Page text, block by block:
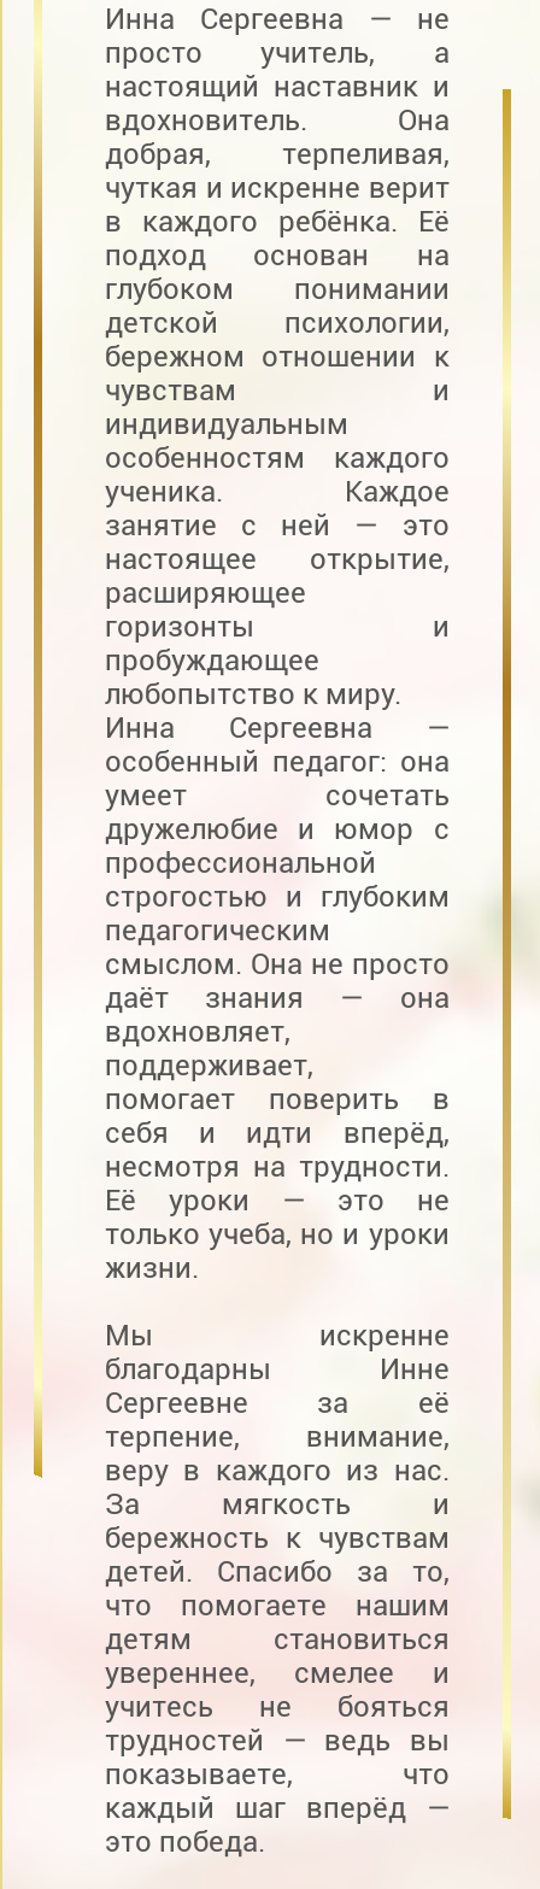
Инна Сергеевна — не
просто учитель, а
настоящий наставник и
вдохновитель. Она
добрая, терпеливая,
чуткая и искренне верит
в каждого ребёнка. Её
подход основан на
глубоком понимании
детской психологии,
бережном отношении к
чувствам и
индивидуальным
особенностям каждого
ученика. Каждое
занятие с ней — это
настоящее открытие,
расширяющее
горизонты и
пробуждающее
любопытство к миру.
Инна Сергеевна —
особенный педагог: она
умеет сочетать
дружелюбие и юмор с
профессиональной
строгостью и глубоким
педагогическим
смыслом. Она не просто
даёт знания — она
вдохновляет,
поддерживает,
помогает поверить в
себя и идти вперёд,
несмотря на трудности.
Её уроки — это не
только учеба, но и уроки
жизни.
Мы искренне
благодарны Инне
Сергеевне за её
терпение, внимание,
веру в каждого из нас.
За мягкость и
бережность к чувствам
детей. Спасибо за то,
что помогаете нашим
детям становиться
увереннее, смелее и
учитесь не бояться
трудностей — ведь вы
показываете, что
каждый шаг вперёд —
это победа.